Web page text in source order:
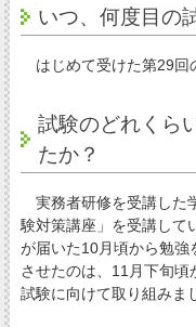
いつ、何度目の
はじめて受けた第29回
試験のどれくら
たか？
実務者研修を受講した
験対策講座」を受講して
が届いた10月頃から勉強
させたのは、11月下旬
試験に向けて取り組みま